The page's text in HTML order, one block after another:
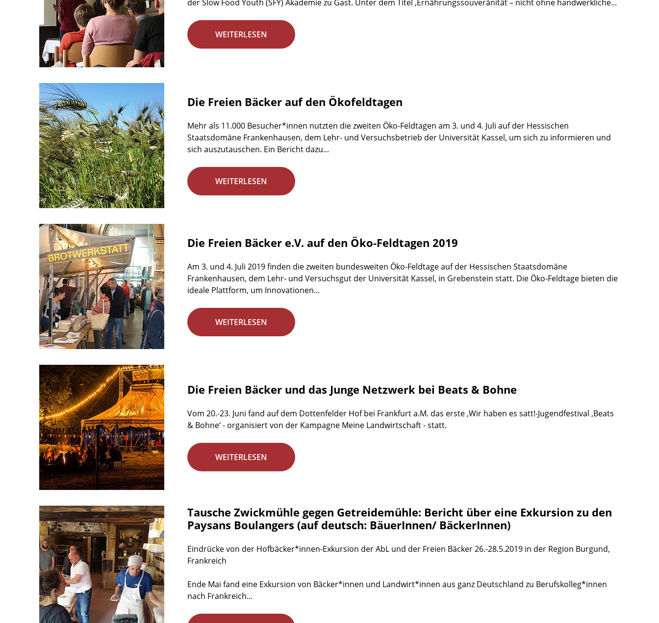
der Slow Food Youth (SFY) Akademie zu Gast. Unter dem Titel ‚Ernährungssouveränität – nicht ohne handwerkliche...
WEITERLESEN
Die Freien Bäcker auf den Ökofeldtagen
Mehr als 11.000 Besucher*innen nutzten die zweiten Öko-Feldtagen am 3. und 4. Juli auf der Hessischen
Staatsdomäne Frankenhausen, dem Lehr- und Versuchsbetrieb der Universität Kassel, um sich zu informieren und
sich auszutauschen. Ein Bericht dazu...
WEITERLESEN
Die Freien Bäcker e.V. auf den Öko-Feldtagen 2019
Am 3. und 4. Juli 2019 finden die zweiten bundesweiten Öko-Feldtage auf der Hessischen Staatsdomäne
Frankenhausen, dem Lehr- und Versuchsgut der Universität Kassel, in Grebenstein statt. Die Öko-Feldtage bieten die
ideale Plattform, um Innovationen...
WEITERLESEN
Die Freien Bäcker und das Junge Netzwerk bei Beats & Bohne
Vom 20.-23. Juni fand auf dem Dottenfelder Hof bei Frankfurt a.M. das erste ‚Wir haben es satt!-Jugendfestival ‚Beats
& Bohne‘ - organisiert von der Kampagne Meine Landwirtschaft - statt.
WEITERLESEN
Tausche Zwickmühle gegen Getreidemühle: Bericht über eine Exkursion zu den
Paysans Boulangers (auf deutsch: BäuerInnen/ BäckerInnen)
Eindrücke von der Hofbäcker*innen-Exkursion der AbL und der Freien Bäcker 26.-28.5.2019 in der Region Burgund,
Frankreich
Ende Mai fand eine Exkursion von Bäcker*innen und Landwirt*innen aus ganz Deutschland zu Berufskolleg*innen
nach Frankreich...